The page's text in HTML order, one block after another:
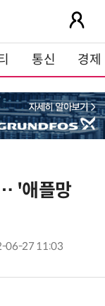
통신 경제
'애플망
06-27 11:03